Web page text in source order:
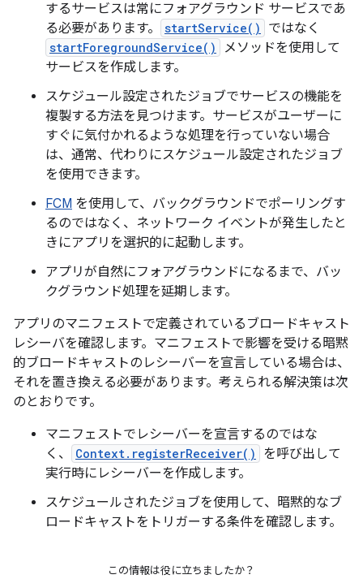
するサービスは常にフォアグラウンド サービスであ
る必要があります。
startService() ではなく
startForegroundService()
メソッドを使用して
サービスを作成します。
スケジュール設定されたジョブでサービスの機能を
複製する方法を見つけます。サービスがユーザーに
すぐに気付かれるような処理を行っていない場合
は、通常、代わりにスケジュール設定されたジョブ
を使用できます。
FCM を使用して、バックグラウンドでポーリングす
るのではなく、ネットワーク イベントが発生したと
きにアプリを選択的に起動します。
アプリが自然にフォアグラウンドになるまで、バッ
クグラウンド処理を延期します。
アプリのマニフェストで定義されているブロードキャスト
レシーバを確認します。マニフェストで影響を受ける暗黙
的ブロードキャストのレシーバーを宣言している場合は、
それを置き換える必要があります。考えられる解決策は次
のとおりです。
マニフェストでレシーバーを宣言するのではな
く、
Context.registerReceiver()
を呼び出して
実行時にレシーバーを作成します。
スケジュールされたジョブを使用して、暗黙的なブ
ロードキャストをトリガーする条件を確認します。
この情報は役に立ちましたか？